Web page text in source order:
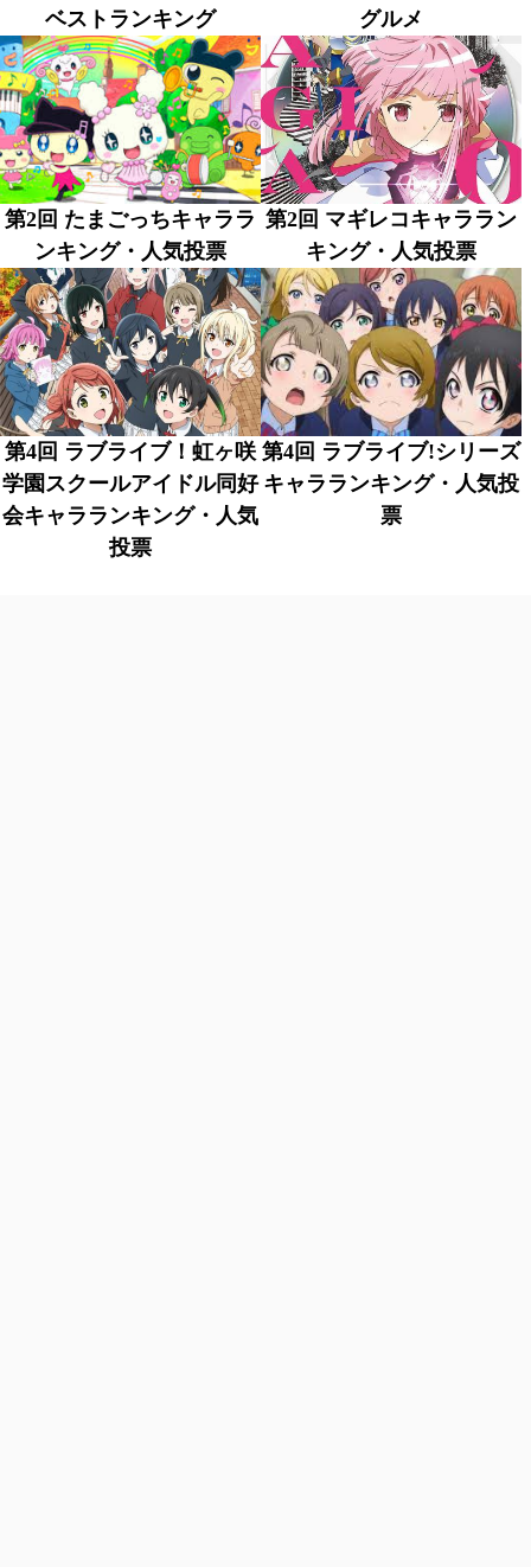
ベストランキング
グルメ
第2回 たまごっちキャララ
ンキング・人気投票
第2回 マギレコキャララン
キング・人気投票
第4回 ラブライブ！虹ヶ咲
学園スクールアイドル同好
会キャラランキング・人気
投票
第4回 ラブライブ!シリーズ
キャラランキング・人気投
票